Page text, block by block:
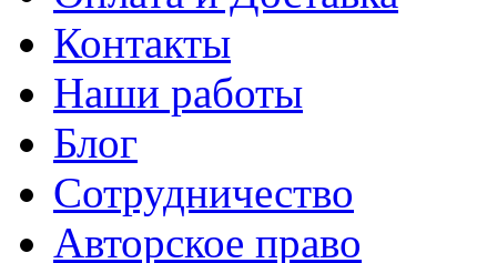
Контакты
Наши работы
Блог
Сотрудничество
Авторское право